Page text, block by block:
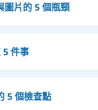
圖片的 5 個瓶頸
件事
5 個檢查點